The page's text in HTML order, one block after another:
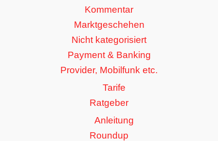
Kommentar
Marktgeschehen
Nicht kategorisiert
Payment & Banking
Provider, Mobilfunk etc.
Tarife
Ratgeber
Anleitung
Roundup